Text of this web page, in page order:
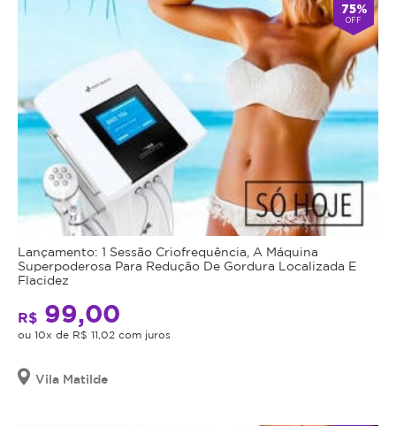
75%
OFF
Lançamento: 1 Sessão Criofrequência, A Máquina
Superpoderosa Para Redução De Gordura Localizada E
Flacidez
R$ 99,00
ou 10x de R$ 11,02 com juros
Vila Matilde